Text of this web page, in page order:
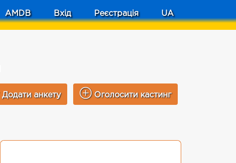
AMDB Вхід Реєстрація UA
Додати анкету Оголосити кастинг